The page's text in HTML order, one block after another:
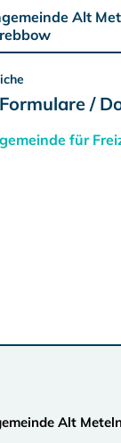
Alt
/
für
Alt